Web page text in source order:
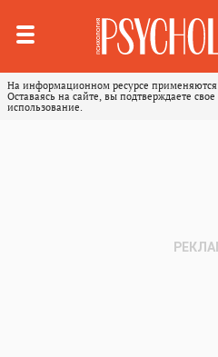
На информационном ресурсе
Оставаясь на сайте, вы подтверждаете свое
использование.